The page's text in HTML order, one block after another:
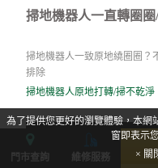
掃地機器人一直轉圈
掃地機器人一致原地繞圈圈？
排除
掃地機器人原地打轉/掃不乾淨
門市查詢 維修服務
為了提供您更好的瀏覽體驗，本網
窗即表示
× 關